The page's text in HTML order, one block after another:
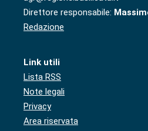
Direttore responsabile:
Redazione
Link utili
Lista RSS
Note legali
Privacy
Area riservata